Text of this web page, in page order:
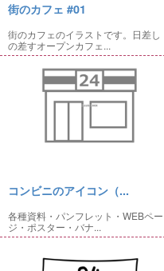
街のカフェ #01
街のカフェのイラストです。日差し
の差すオープンカフェ...
コンビニのアイコン（...
各種資料・パンフレット・WEBペー
ジ・ポスター・バナ...